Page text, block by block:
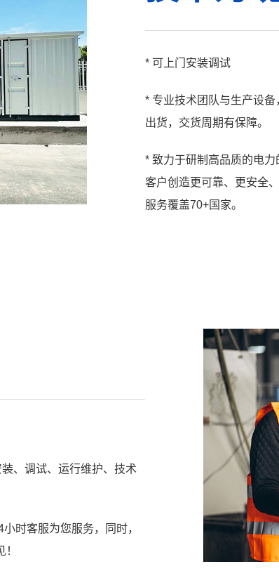
* 可上门安装调试
* 专业技术团队与生产设
出货，交货周期有保障。
* 致力于研制高品质的电
客户创造更可靠、更安全
服务覆盖70+国家。
、调试、运行维护、技术
时客服为您服务，同时，